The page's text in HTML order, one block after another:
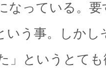
なっている。要
いう事。しかし
」というとて